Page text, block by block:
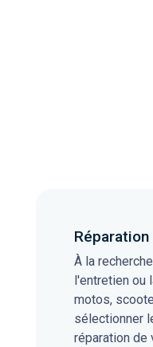
À la
l'entretien ou
motos,
sélectionner
réparation de